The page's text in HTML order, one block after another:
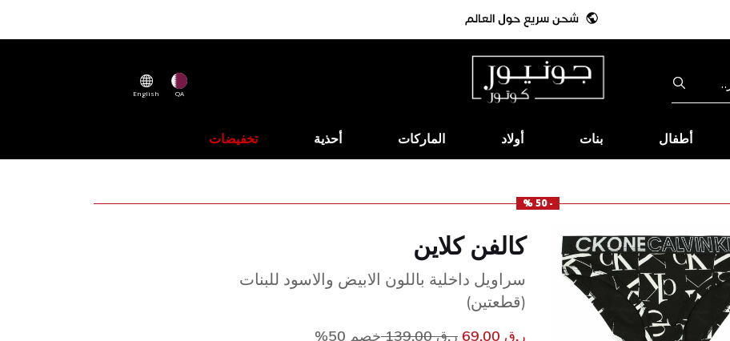
QA
English
أطفال بنات أولاد الماركات أحذية تخفيضات
- 50 %
كالفن كلاين
سراويل داخلية باللون الابيض والاسود للبنات
(قطعتين)
ر.ق 69.00 سعر مخفض من
ر.ق 139.00 إلى
خصم 50%